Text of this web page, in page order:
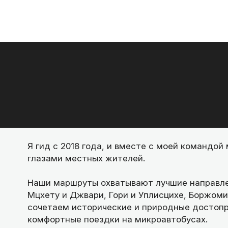
Я гид с 2018 года, и вместе с моей
глазами местных жителей.
Наши маршруты охватывают лучшие
Мцхету и Джвари, Гори и Уплисцихе,
сочетаем исторические и природные
комфортные поездки на микроавтобусах.